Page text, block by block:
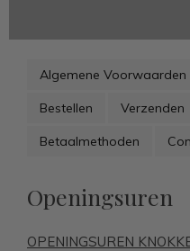
Algemene Voorwaarden
Bestellen Verzenden
Betaalmethoden
Openingsuren
OPENINGSUREN